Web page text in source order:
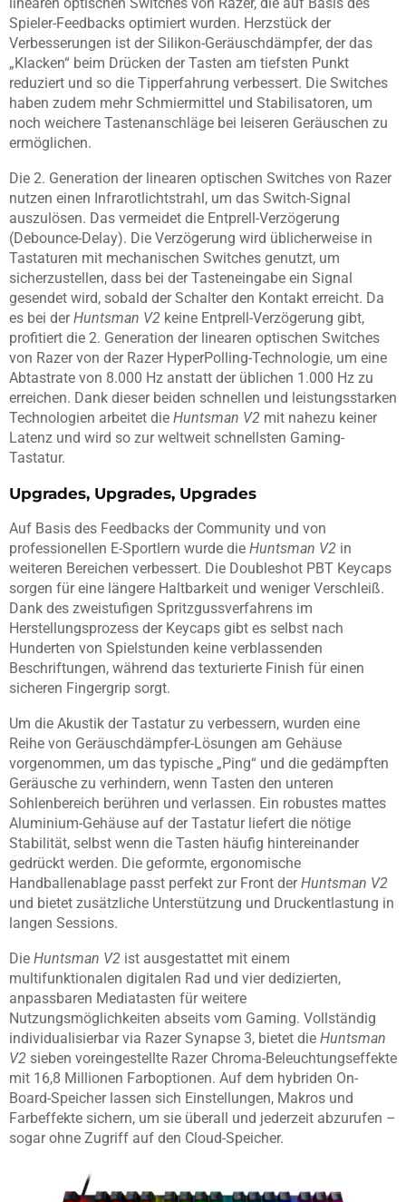
linearen optischen Switches von Razer, die auf Basis des
Spieler-Feedbacks optimiert wurden. Herzstück der
Verbesserungen ist der Silikon-Geräuschdämpfer, der das
„Klacken“ beim Drücken der Tasten am tiefsten Punkt
reduziert und so die Tipperfahrung verbessert. Die Switches
haben zudem mehr Schmiermittel und Stabilisatoren, um
noch weichere Tastenanschläge bei leiseren Geräuschen zu
ermöglichen.
Die 2. Generation der linearen optischen Switches von Razer
nutzen einen Infrarotlichtstrahl, um das Switch-Signal
auszulösen. Das vermeidet die Entprell-Verzögerung
(Debounce-Delay). Die Verzögerung wird üblicherweise in
Tastaturen mit mechanischen Switches genutzt, um
sicherzustellen, dass bei der Tasteneingabe ein Signal
gesendet wird, sobald der Schalter den Kontakt erreicht. Da
es bei derHuntsman V2 keine Entprell-Verzögerung gibt,
profitiert die 2. Generation der linearen optischen Switches
von Razer von der Razer HyperPolling-Technologie, um eine
Abtastrate von 8.000 Hz anstatt der üblichen 1.000 Hz zu
erreichen. Dank dieser beiden schnellen und leistungsstarken
Technologien arbeitet die Huntsman V2 mit nahezu keiner
Latenz und wird so zur weltweit schnellsten Gaming-
Tastatur.
Upgrades, Upgrades, Upgrades
Auf Basis des Feedbacks der Community und von
professionellen E-Sportlern wurde die Huntsman V2 in
weiteren Bereichen verbessert. Die Doubleshot PBT Keycaps
sorgen für eine längere Haltbarkeit und weniger Verschleiß.
Dank des zweistufigen Spritzgussverfahrens im
Herstellungsprozess der Keycaps gibt es selbst nach
Hunderten von Spielstunden keine verblassenden
Beschriftungen, während das texturierte Finish für einen
sicheren Fingergrip sorgt.
Um die Akustik der Tastatur zu verbessern, wurden eine
Reihe von Geräuschdämpfer-Lösungen am Gehäuse
vorgenommen, um das typische „Ping“ und die gedämpften
Geräusche zu verhindern, wenn Tasten den unteren
Sohlenbereich berühren und verlassen. Ein robustes mattes
Aluminium-Gehäuse auf der Tastatur liefert die nötige
Stabilität, selbst wenn die Tasten häufig hintereinander
gedrückt werden. Die geformte, ergonomische
Handballenablage passt perfekt zur Front derHuntsman V2
und bietet zusätzliche Unterstützung und Druckentlastung in
langen Sessions.
Die Huntsman V2 ist ausgestattet mit einem
multifunktionalen digitalen Rad und vier dedizierten,
anpassbaren Mediatasten für weitere
Nutzungsmöglichkeiten abseits vom Gaming. Vollständig
individualisierbar via Razer Synapse 3, bietet die Huntsman
V2 sieben voreingestellte Razer Chroma-Beleuchtungseffekte
mit 16,8 Millionen Farboptionen. Auf dem hybriden On-
Board-Speicher lassen sich Einstellungen, Makros und
Farbeffekte sichern, um sie überall und jederzeit abzurufen –
sogar ohne Zugriff auf den Cloud-Speicher.